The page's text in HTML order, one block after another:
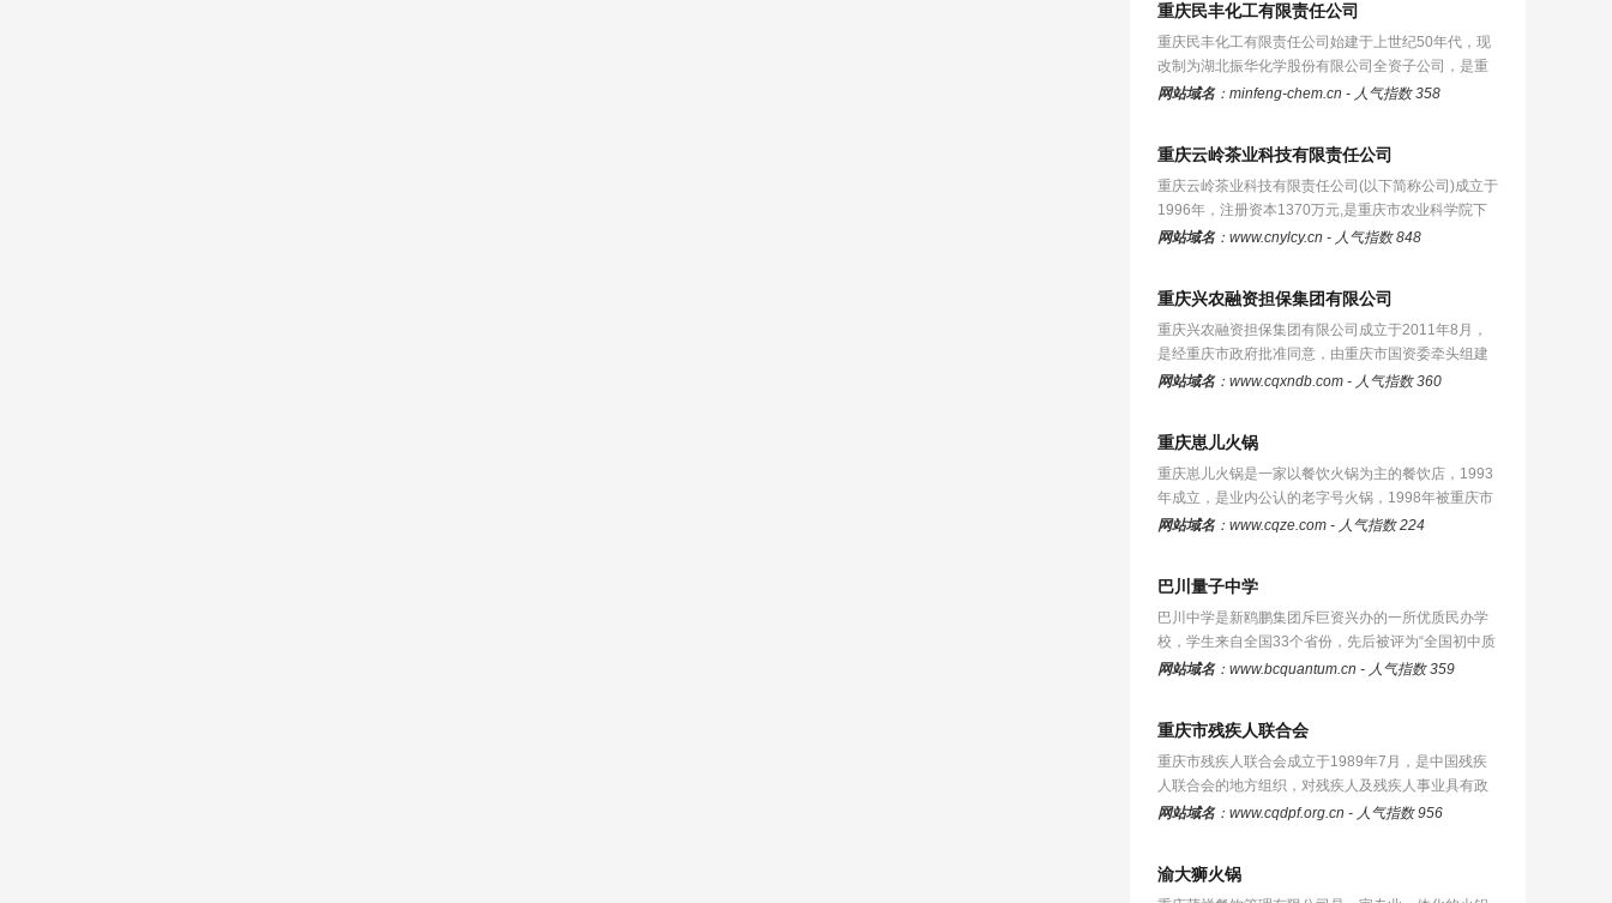
重庆民丰化工有限责任公司
重庆民丰化工有限责任公司始建于上世纪50年代，现
改制为湖北振华化学股份有限公司全资子公司，是重
庆市重点增长型企业、重庆市产…
网站域名：minfeng-chem.cn - 人气指数 358
重庆云岭茶业科技有限责任公司
重庆云岭茶业科技有限责任公司(以下简称公司)成立于
1996年，注册资本1370万元,是重庆市农业科学院下
属经济实体,主要致力于茶叶科…
网站域名：www.cnylcy.cn - 人气指数 848
重庆兴农融资担保集团有限公司
重庆兴农融资担保集团有限公司成立于2011年8月，
是经重庆市政府批准同意，由重庆市国资委牵头组建
的一家市属重点国有企业。集团…
网站域名：www.cqxndb.com - 人气指数 360
重庆崽儿火锅
重庆崽儿火锅是一家以餐饮火锅为主的餐饮店，1993
年成立，是业内公认的老字号火锅，1998年被重庆市
政府评为“重庆市首届名优火锅…
网站域名：www.cqze.com - 人气指数 224
巴川量子中学
巴川中学是新鸥鹏集团斥巨资兴办的一所优质民办学
校，学生来自全国33个省份，先后被评为“全国初中质
量建设先进单位”“全国教育…
网站域名：www.bcquantum.cn - 人气指数 359
重庆市残疾人联合会
重庆市残疾人联合会成立于1989年7月，是中国残疾
人联合会的地方组织，对残疾人及残疾人事业具有政
治代表、公益服务、事业管理等…
网站域名：www.cqdpf.org.cn - 人气指数 956
渝大狮火锅